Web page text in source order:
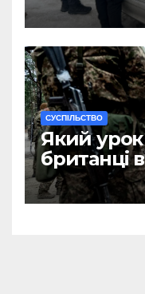
чоловікам
CУСПІЛЬСТВО
Який урок
британці